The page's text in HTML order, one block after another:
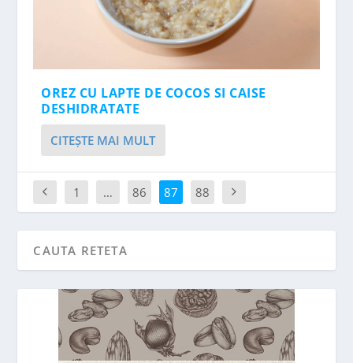
OREZ CU LAPTE DE COCOS SI CAISE
DESHIDRATATE
CITEŞTE MAI MULT
1 … 86 87 88